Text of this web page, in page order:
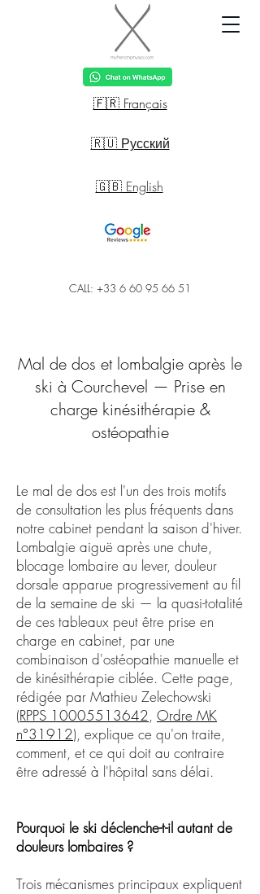
CALL: +33 6 60 95 66 51
🇫🇷 Français
🇷🇺 Русский
🇬🇧 English
Mal de dos et lombalgie après le
ski à Courchevel — Prise en
charge kinésithérapie &
ostéopathie
Le mal de dos est l'un des trois motifs
de consultation les plus fréquents dans
notre cabinet pendant la saison d'hiver.
Lombalgie aiguë après une chute,
blocage lombaire au lever, douleur
dorsale apparue progressivement au fil
de la semaine de ski — la quasi-totalité
de ces tableaux peut être prise en
charge en cabinet, par une
combinaison d'ostéopathie manuelle et
de kinésithérapie ciblée. Cette page,
rédigée par Mathieu Zelechowski
(RPPS 10005513642, Ordre MK
n°31912), explique ce qu'on traite,
comment, et ce qui doit au contraire
être adressé à l'hôpital sans délai.
Pourquoi le ski déclenche-t-il autant de
douleurs lombaires ?
Trois mécanismes principaux expliquent